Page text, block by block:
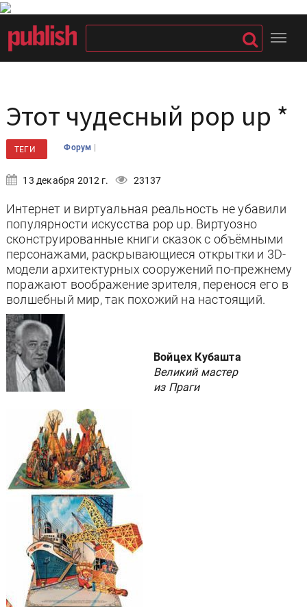
Этот чудесный pop up *
ТЕГИ Форум |
13 декабря 2012 г. 23137
Интернет и виртуальная реальность не убавили
популярности искусства pop up. Виртуозно
сконструированные книги сказок с объёмными
персонажами, раскрывающиеся открытки и 3D-
модели архитектурных сооружений по-прежнему
поражают воображение зрителя, перенося его в
волшебный мир, так похожий на настоящий.
Войцех Кубашта
Великий мастер
из Праги